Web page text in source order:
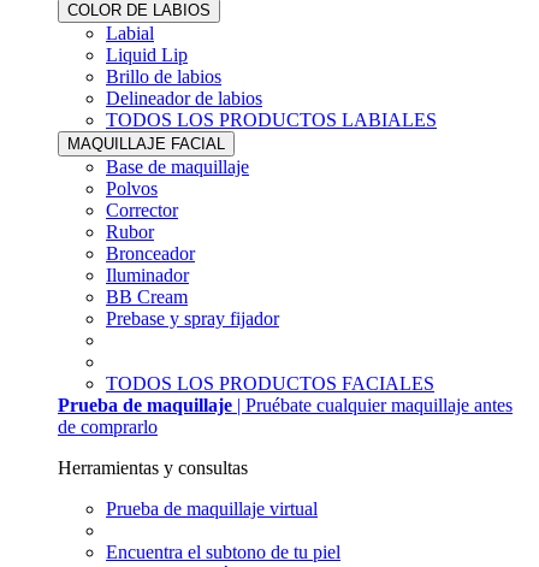
COLOR DE LABIOS
Labial
Liquid Lip
Brillo de labios
Delineador de labios
TODOS LOS PRODUCTOS LABIALES
MAQUILLAJE FACIAL
Base de maquillaje
Polvos
Corrector
Rubor
Bronceador
Iluminador
BB Cream
Prebase y spray fijador
TODOS LOS PRODUCTOS FACIALES
Prueba de maquillaje | Pruébate cualquier maquillaje antes
de comprarlo
Herramientas y consultas
Prueba de maquillaje virtual
Encuentra el subtono de tu piel